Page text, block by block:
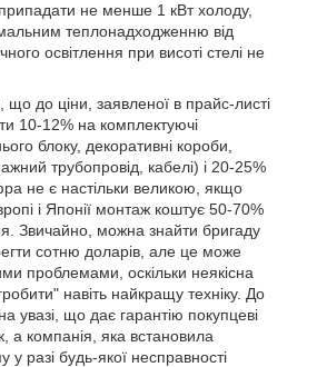
не менше 1 кВт холоду,
теплонадходженню від
освітлення при висоті стелі не
що до ціни, заявленої в прайс-листі
10-12% на комплектуючі
блоку, декоративні короби,
трубопровід, кабелі) і 20-25%
не є настільки великою, якщо
і Японії монтаж коштує 50-70%
Звичайно, можна знайти бригаду
сотню доларів, але це може
проблемами, оскільки неякісна
навіть найкращу техніку. До
увазі, що дає гарантію покупцеві
а компанія, яка встановила
у разі будь-якої несправності